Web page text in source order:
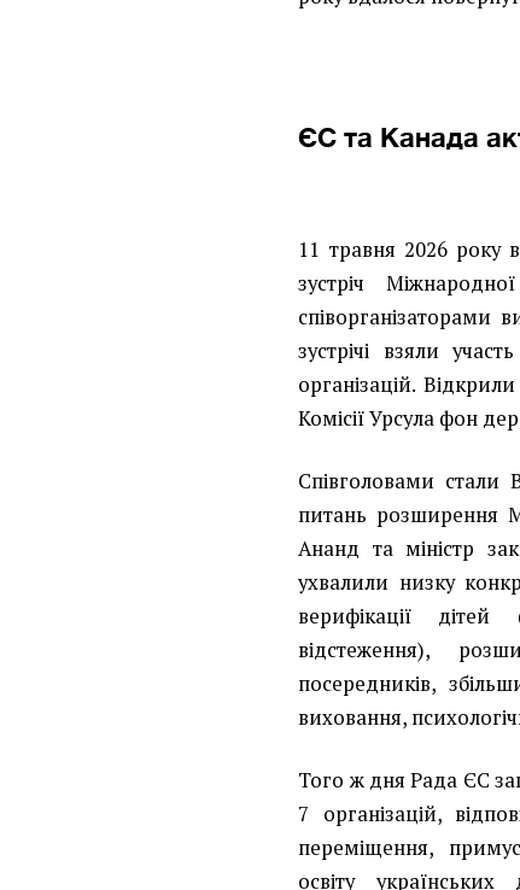
ЄС та Канада
11 травня 2026 року
зустріч
співорганізаторами
зустрічі взяли
організацій.
Комісії Урсула фон
Співголовами
питань розширення
Ананд та міністр
ухвалили низку
верифікації
відстеження),
посередників,
виховання,
Того ж дня Рада ЄС
7 організацій,
переміщення,
освіту